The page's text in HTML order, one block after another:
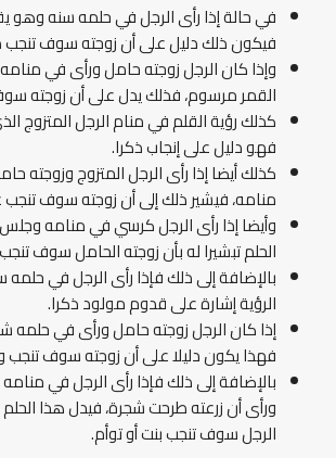
في حالة إذا رأى الرجل في حلمه سنه وهو
فيكون ذلك دليل على أن زوجته سوف تنجب
وإذا كان الرجل زوجته حامل ورأى في
القمر مرسوم، فذلك يدل على أن زوجته
كذلك رؤية القلم في منام الرجل المتزوج
فهو دليل على إنجاب ذكرا.
كذلك أيضا إذا رأى الرجل المتزوج وزوجته
منامه، فيشير ذلك إلى أن زوجته سوف تنجب
وأيضا إذا رأى الرجل كرسي في منامه
الحلم تبشيرا له بأن زوجته الحامل سوف
بالإضافة إلى ذلك فإذا رأى الرجل في
الرؤية إشارة على قدوم مولود ذكرا.
إذا كان الرجل زوجته حامل ورأى في حلمه
فهذا يكون دليلا على أن زوجته سوف تنجب
بالإضافة إلى ذلك فإذا رأى الرجل في
ورأى أن زرعته طرحت شجرة، فيدل هذا
الرجل سوف تنجب بنت أو توأم.